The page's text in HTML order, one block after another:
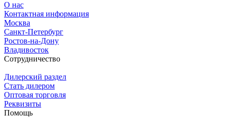
О нас
Контактная информация
Москва
Санкт-Петербург
Ростов-на-Дону
Владивосток
Сотрудничество
Дилерский раздел
Стать дилером
Оптовая торговля
Реквизиты
Помощь